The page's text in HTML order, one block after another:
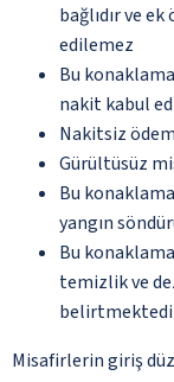
bağlıdır ve
edilemez
Bu
nakit kabul
Nakitsiz
Gürültüsüz
Bu
yangın
Bu
temizlik ve
Misafirlerin giriş